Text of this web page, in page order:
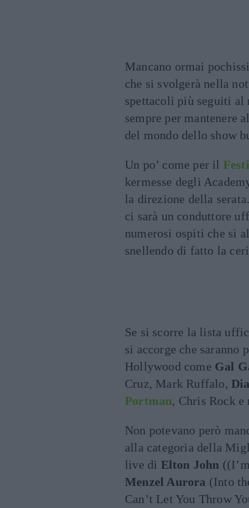
Mancano ormai
che si svolgerà nella
spettacoli più seguiti al
sempre per mantenere
del mondo dello show
Un po’ come per il
kermesse degli
la direzione della
ci sarà un conduttore
numerosi ospiti che si
snellendo di fatto la
Se si scorre la lista
si accorge che
Hollywood come Gal
Cruz, Mark Ruffalo,
Portman, Chris Rock
Non potevano però
alla categoria della
live di Elton John
Menzel Aurora (Into
Can’t Let You Throw